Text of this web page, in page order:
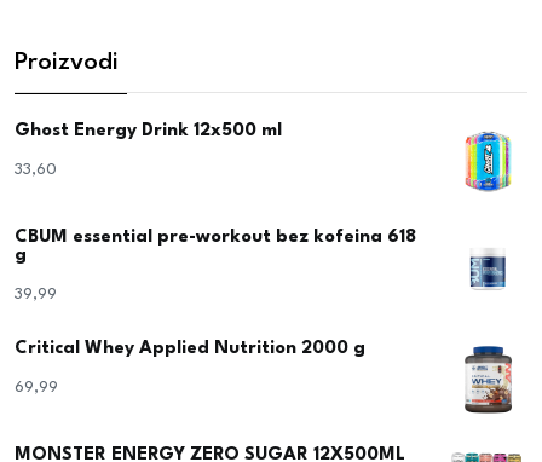
Proizvodi
Ghost Energy Drink 12x500 ml
33,60
CBUM essential pre-workout bez kofeina 618
g
39,99
Critical Whey Applied Nutrition 2000 g
69,99
MONSTER ENERGY ZERO SUGAR 12X500ML